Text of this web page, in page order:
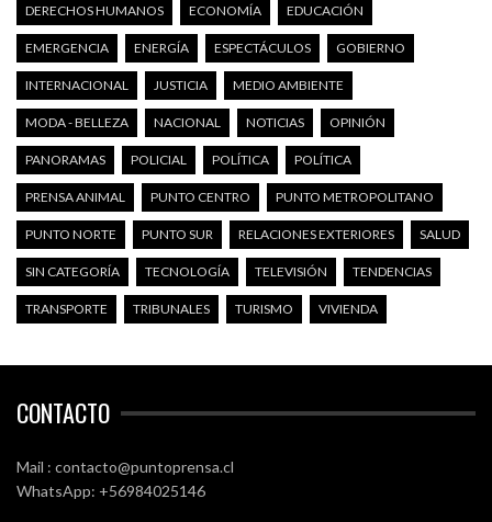
DERECHOS HUMANOS ECONOMÍA EDUCACIÓN
EMERGENCIA ENERGÍA ESPECTÁCULOS GOBIERNO
INTERNACIONAL JUSTICIA MEDIO AMBIENTE
MODA - BELLEZA NACIONAL NOTICIAS OPINIÓN
PANORAMAS POLICIAL POLÍTICA POLÍTICA
PRENSA ANIMAL PUNTO CENTRO PUNTO METROPOLITANO
PUNTO NORTE PUNTO SUR RELACIONES EXTERIORES SALUD
SIN CATEGORÍA TECNOLOGÍA TELEVISIÓN TENDENCIAS
TRANSPORTE TRIBUNALES TURISMO VIVIENDA
CONTACTO
Mail : contacto@puntoprensa.cl
WhatsApp: +56984025146